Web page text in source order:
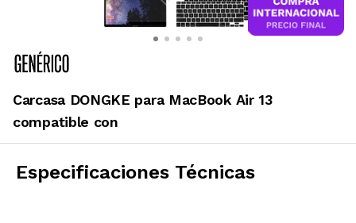
Carcasa DONGKE para MacBook Air 13
compatible con
Especificaciones Técnicas